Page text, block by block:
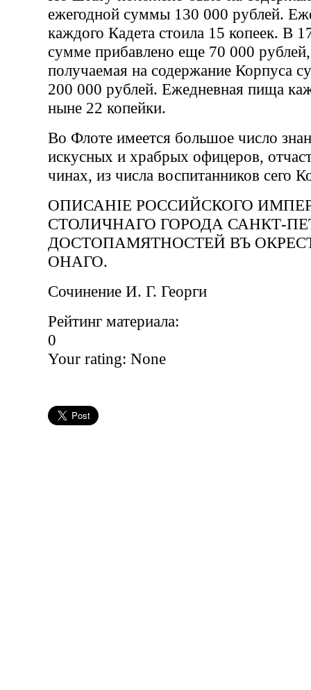
ежегодной суммы 130 000 рублей.
каждого Кадета стоила 15 копеек. В
сумме прибавлено еще 70 000
получаемая на содержание Корпуса
200 000 рублей. Ежедневная пища
ныне 22 копейки.
Во Флоте имеется большое число
искусных и храбрых офицеров,
чинах, из числа воспитанников сего
ОПИСАНIЕ РОССИЙСКОГО
СТОЛИЧНАГО ГОРОДА САНКТ-
ДОСТОПАМЯТНОСТЕЙ ВЪ
ОНАГО.
Сочинение И. Г. Георги
Рейтинг материала:
0
Your rating: None